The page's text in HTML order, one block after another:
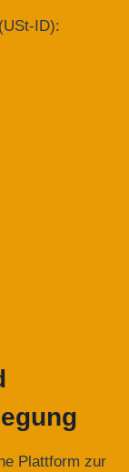
ID):
Plattform zur